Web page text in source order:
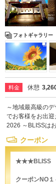
フォトギャラリー
料金 休憩
～地域最高級の
でお客様をお出
2026 ～BLISSは
クーポン
★★★BLISS
クーポンNO